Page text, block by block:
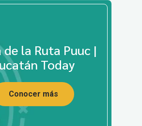
de la Ruta Puuc |
Today
Conocer más